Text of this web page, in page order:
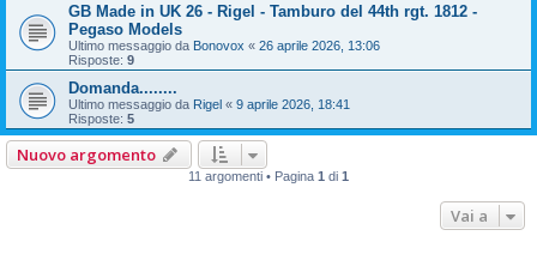
GB Made in UK 26 - Rigel - Tamburo del 44th rgt. 1812 -
Pegaso Models
Ultimo messaggio da Bonovox « 26 aprile 2026, 13:06
Risposte: 9
Domanda........
Ultimo messaggio da Rigel « 9 aprile 2026, 18:41
Risposte: 5
Nuovo argomento
11 argomenti • Pagina 1 di 1
Vai a